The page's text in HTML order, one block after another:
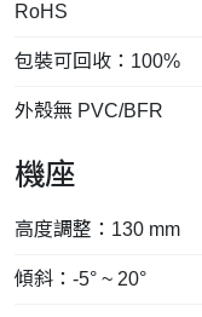
RoHS
包裝可回收：100%
外殼無 PVC/BFR
機座
高度調整：130 mm
傾斜：-5° ~ 20°